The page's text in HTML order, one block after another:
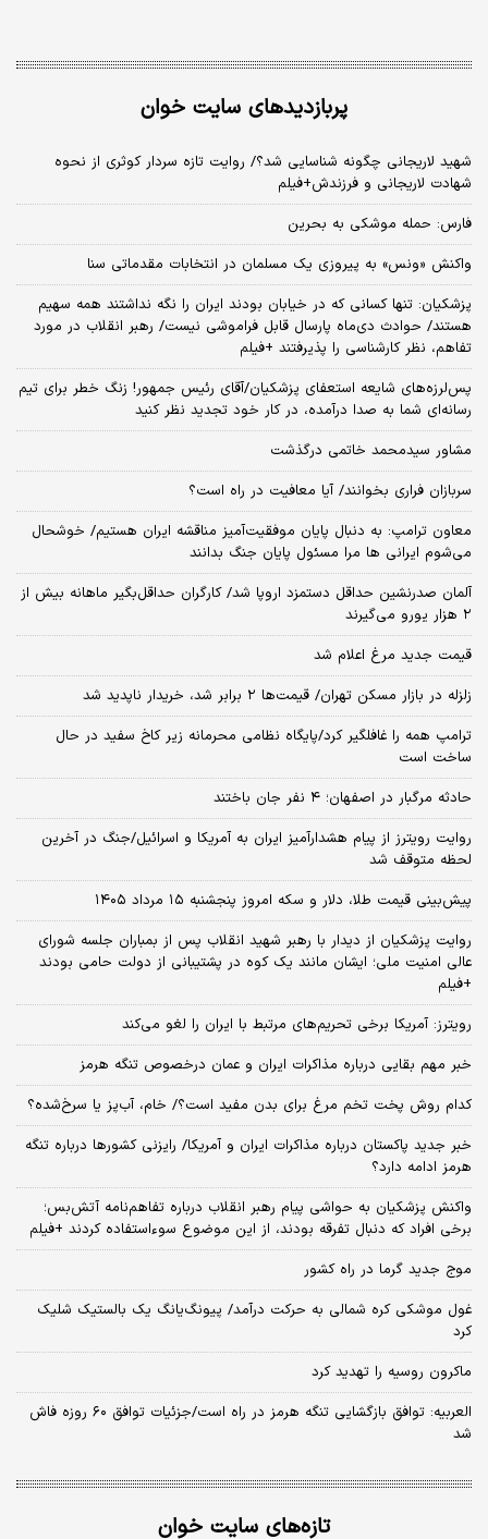
پربازدیدهای سایت خوان
شهید لاریجانی چگونه شناسایی شد؟/ روایت تازه سردار کوثری از نحوه
شهادت لاریجانی و فرزندش+فیلم
فارس: حمله موشکی به بحرین
واکنش «ونس» به پیروزی یک مسلمان در انتخابات مقدماتی سنا
پزشکیان: تنها کسانی که در خیابان بودند ایران را نگه نداشتند همه سهیم
هستند/ حوادث دی‌ماه پارسال قابل فراموشی نیست/ رهبر انقلاب در مورد
تفاهم، نظر کارشناسی را پذیرفتند +فیلم
پس‌لرزه‌های شایعه استعفای پزشکیان/آقای رئیس جمهور! زنگ خطر برای تیم
رسانه‌ای شما به صدا درآمده، در کار خود تجدید نظر کنید
مشاور سیدمحمد خاتمی درگذشت
سربازان فراری بخوانند/ آیا معافیت در راه است؟
معاون ترامپ: به دنبال پایان موفقیت‌آمیز مناقشه ایران هستیم/ خوشحال
می‌شوم ایرانی ها مرا مسئول پایان جنگ بدانند
آلمان صدرنشین حداقل دستمزد اروپا شد/ کارگران حداقل‌بگیر ماهانه بیش از
۲ هزار یورو می‌گیرند
قیمت جدید مرغ اعلام شد
زلزله در بازار مسکن تهران/ قیمت‌ها ۲ برابر شد، خریدار ناپدید شد
ترامپ همه را غافلگیر کرد/پایگاه نظامی محرمانه زیر کاخ سفید در حال
ساخت است
حادثه مرگبار در اصفهان؛ ۴ نفر جان باختند
روایت رویترز از پیام هشدارآمیز ایران به آمریکا و اسرائیل/جنگ در آخرین
لحظه متوقف شد
پیش‌بینی قیمت طلا، دلار و سکه امروز پنجشنبه ۱۵ مرداد ۱۴۰۵
روایت پزشکیان از دیدار با رهبر شهید انقلاب پس از بمباران جلسه شورای
عالی امنیت ملی؛ ایشان مانند یک کوه در پشتیبانی از دولت حامی بودند
+فیلم
رویترز: آمریکا برخی تحریم‌های مرتبط با ایران را لغو می‌کند
خبر مهم بقایی درباره مذاکرات ایران و عمان درخصوص تنگه هرمز
کدام روش پخت تخم مرغ برای بدن مفید است؟/ خام، آب‌پز یا سرخ‌شده؟
خبر جدید پاکستان درباره مذاکرات ایران و آمریکا/ رایزنی کشورها درباره تنگه
هرمز ادامه دارد؟
واکنش پزشکیان به حواشی پیام رهبر انقلاب درباره تفاهم‌نامه آتش‌بس؛
برخی افراد که دنبال تفرقه بودند، از این موضوع سوءاستفاده کردند +فیلم
موج جدید گرما در راه کشور
غول موشکی کره شمالی به حرکت درآمد/ پیونگ‌یانگ یک بالستیک شلیک
کرد
ماکرون روسیه را تهدید کرد
العربیه: توافق بازگشایی تنگه هرمز در راه است/جزئیات توافق ۶۰ روزه فاش
شد
تازه‌های سایت خوان